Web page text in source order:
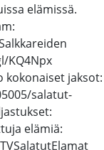
elämissä.
KQ4Npx
kokonaiset jaksot:
salatut-
elämiä: